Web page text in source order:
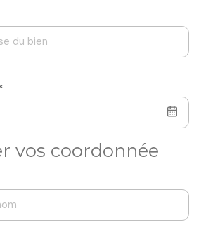
vos coordonnée